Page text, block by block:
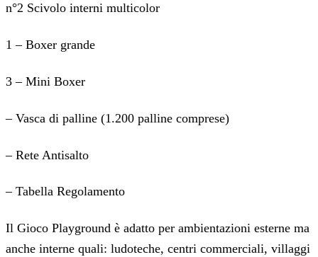
n°2 Scivolo interni multicolor
1 – Boxer grande
3 – Mini Boxer
– Vasca di palline (1.200 palline comprese)
– Rete Antisalto
– Tabella Regolamento
Il Gioco Playground è adatto per ambientazioni esterne ma
anche interne quali: ludoteche, centri commerciali, villaggi